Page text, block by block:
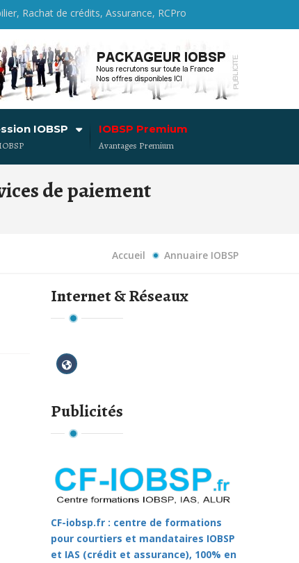
Rachat de crédits, Assurance, RCPro
IOBSP IOBSP Premium
Avantages Premium
de paiement
Accueil Annuaire IOBSP
Internet & Réseaux
Publicités
CF-iobsp.fr : centre de formations
pour courtiers et mandataires IOBSP
et IAS (crédit et assurance), 100% en